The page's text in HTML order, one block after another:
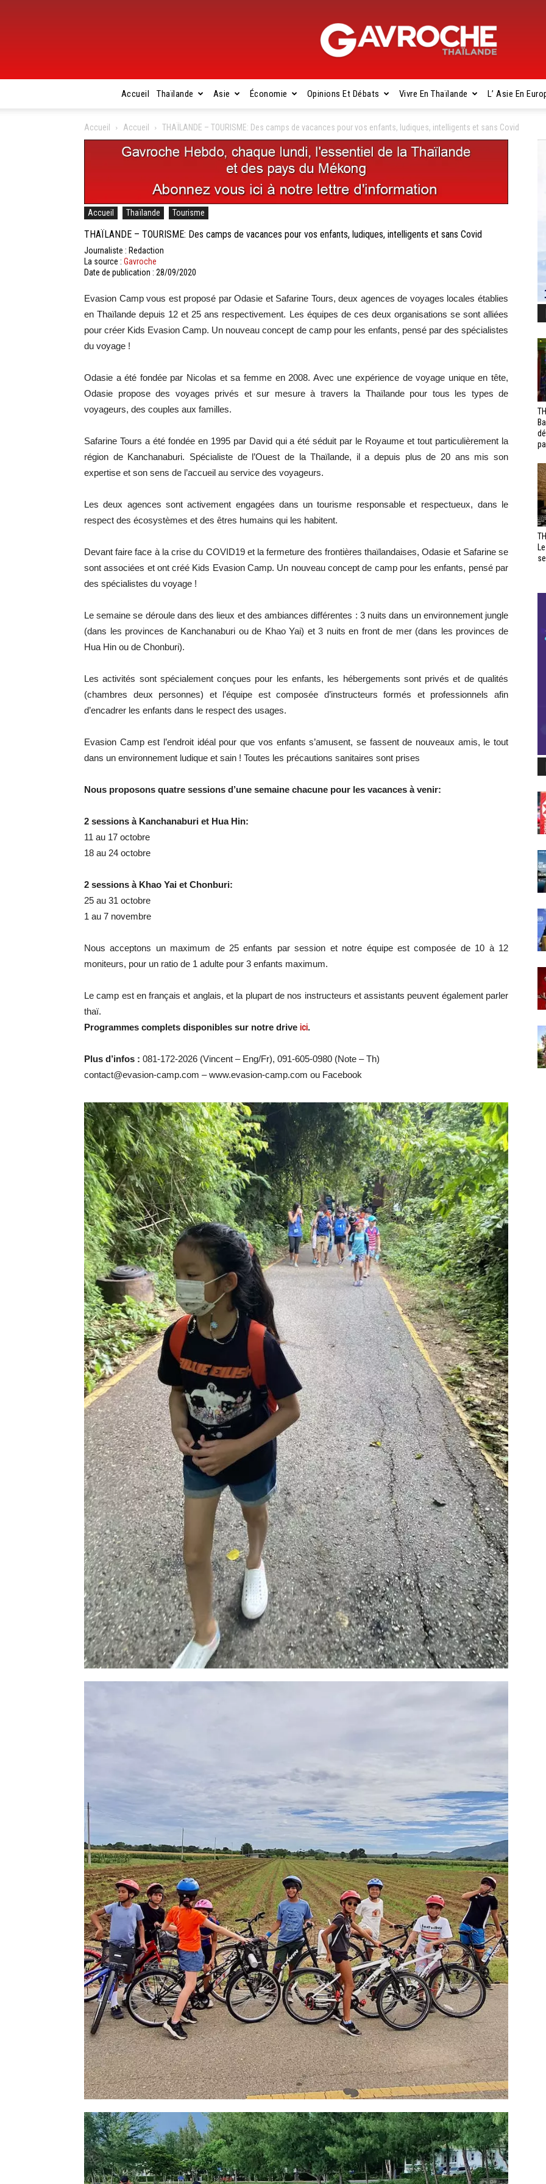
Gavroche
Accueil Thaïlande Asie Économie Opinions Et Débats Vivre En Thaïlande L’ Asie En
Accueil Accueil THAÏLANDE – TOURISME: Des camps de vacances pour vos enfants, ludiques, intelligents et sans Covid
Accueil Thaïlande Tourisme
THAÏLANDE – TOURISME: Des camps de vacances pour vos enfants, ludiques, intelligents et sans Covid
Journaliste : Redaction
La source : Gavroche
Date de publication : 28/09/2020
Evasion Camp vous est proposé par Odasie et Safarine Tours, deux agences de voyages locales établies
en Thaïlande depuis 12 et 25 ans respectivement. Les équipes de ces deux organisations se sont alliées
pour créer Kids Evasion Camp. Un nouveau concept de camp pour les enfants, pensé par des spécialistes
du voyage !
Odasie a été fondée par Nicolas et sa femme en 2008. Avec une expérience de voyage unique en tête,
Odasie propose des voyages privés et sur mesure à travers la Thaïlande pour tous les types de
voyageurs, des couples aux familles.
Safarine Tours a été fondée en 1995 par David qui a été séduit par le Royaume et tout particulièrement la
région de Kanchanaburi. Spécialiste de l’Ouest de la Thaïlande, il a depuis plus de 20 ans mis son
expertise et son sens de l’accueil au service des voyageurs.
Les deux agences sont activement engagées dans un tourisme responsable et respectueux, dans le
respect des écosystèmes et des êtres humains qui les habitent.
Devant faire face à la crise du COVID19 et la fermeture des frontières thaïlandaises, Odasie et Safarine se
sont associées et ont créé Kids Evasion Camp. Un nouveau concept de camp pour les enfants, pensé par
des spécialistes du voyage !
Le semaine se déroule dans des lieux et des ambiances différentes : 3 nuits dans un environnement jungle
(dans les provinces de Kanchanaburi ou de Khao Yai) et 3 nuits en front de mer (dans les provinces de
Hua Hin ou de Chonburi).
Les activités sont spécialement conçues pour les enfants, les hébergements sont privés et de qualités
(chambres deux personnes) et l’équipe est composée d’instructeurs formés et professionnels afin
d’encadrer les enfants dans le respect des usages.
Evasion Camp est l’endroit idéal pour que vos enfants s’amusent, se fassent de nouveaux amis, le tout
dans un environnement ludique et sain ! Toutes les précautions sanitaires sont prises
Nous proposons quatre sessions d’une semaine chacune pour les vacances à venir:
2 sessions à Kanchanaburi et Hua Hin:
11 au 17 octobre
18 au 24 octobre
2 sessions à Khao Yai et Chonburi:
25 au 31 octobre
1 au 7 novembre
Nous acceptons un maximum de 25 enfants par session et notre équipe est composée de 10 à 12
moniteurs, pour un ratio de 1 adulte pour 3 enfants maximum.
Le camp est en français et anglais, et la plupart de nos instructeurs et assistants peuvent également parler
thaï.
Programmes complets disponibles sur notre drive ici.
Plus d’infos : 081-172-2026 (Vincent – Eng/Fr), 091-605-0980 (Note – Th)
contact@evasion-camp.com – www.evasion-camp.com ou Facebook